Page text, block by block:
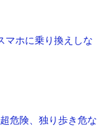
マホに乗り換えしな
危険、独り歩き危な